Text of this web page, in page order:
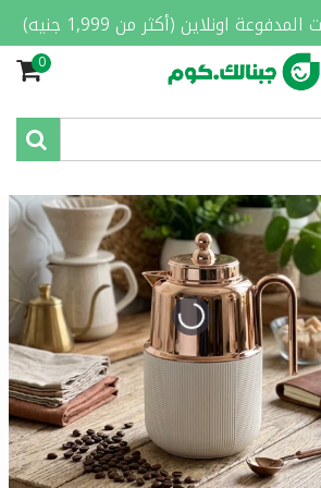
اونلاين (أكثر من 1,999 جنيه)
0
والمطبخ